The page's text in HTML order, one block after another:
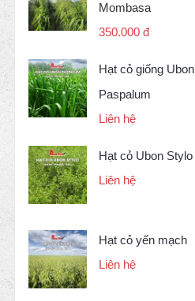
Mombasa
350.000 đ
Hạt cỏ giống Ubon
Paspalum
Liên hệ
Hạt cỏ Ubon Stylo
Liên hệ
Hạt cỏ yến mạch
Liên hệ